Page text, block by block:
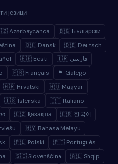
језици
Azərbaycanca
🇧🇬 Български
🇩🇰 Dansk
🇩🇪 Deutsch
🇪🇪 Eesti
🇮🇷 فارسی
🇫🇷 Français
🏴 Galego
🇭🇷 Hrvatski
🇭🇺 Magyar
🇮🇸 Íslenska
🇮🇹 Italiano
🇰🇿 Қазақша
🇰🇷 한국어
🇲🇾 Bahasa Melayu
🇵🇱 Polski
🇵🇹 Português
🇸🇮 Slovenščina 🇦🇱 Shqip